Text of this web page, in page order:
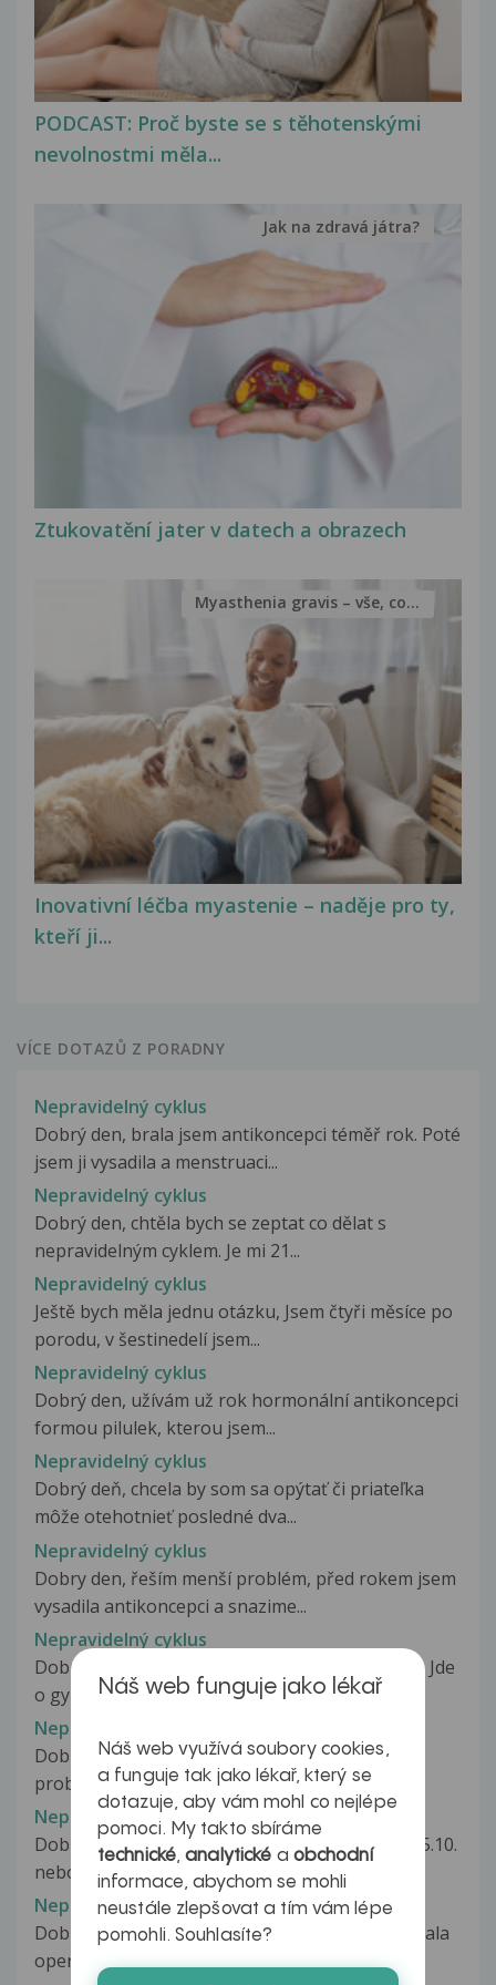
PODCAST: Proč byste se s těhotenskými
nevolnostmi měla...
Ztukovatění jater v datech a obrazech
Jak na zdravá játra?
Inovativní léčba myastenie – naděje pro ty,
kteří ji...
Myasthenia gravis – vše, co...
VÍCE DOTAZŮ Z PORADNY
Nepravidelný cyklus
Dobrý den, brala jsem antikoncepci téměř rok. Poté
jsem ji vysadila a menstruaci...
Nepravidelný cyklus
Dobrý den, chtěla bych se zeptat co dělat s
nepravidelným cyklem. Je mi 21...
Nepravidelný cyklus
Ještě bych měla jednu otázku, Jsem čtyři měsíce po
porodu, v šestinedelí jsem...
Nepravidelný cyklus
Dobrý den, užívám už rok hormonální antikoncepci
formou pilulek, kterou jsem...
Nepravidelný cyklus
Dobrý deň, chcela by som sa opýtať či priateľka
môže otehotnieť posledné dva...
Nepravidelný cyklus
Dobry den, řeším menší problém, před rokem jsem
vysadila antikoncepci a snazime...
Nepravidelný cyklus
Dobry den. Mam pro vas velkou prosbu o radu. Jde
o gynekologicky problem. ?Mám...
Nepravidelný cyklus
Dobrý den, ze začátku bych chtěla říci, že mám
problém se svým menstruačním...
Nepravidelný cyklus a možné těhotenství
Dobrý den, je možnost, že jsem před 4 týdny (25.10.
nebo 28.10.) otěhotněla...
Nepravidelný cyklus po revizi dělohy
Dobrý den. Je mi 36.let. Před rokem jsem prodělala
operaci slepého střeva,a...
Náš web funguje jako lékař
Náš web využívá soubory cookies,
a funguje tak jako lékař, který se
dotazuje, aby vám mohl co nejlépe
pomoci. My takto sbíráme
technické,analytické a obchodní
informace, abychom se mohli
neustále zlepšovat a tím vám lépe
pomohli. Souhlasíte?